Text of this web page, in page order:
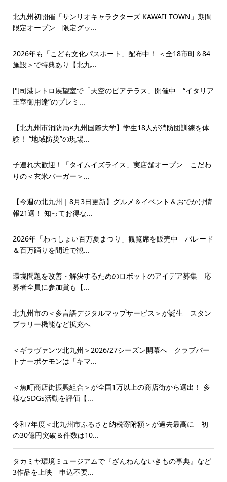
北九州初開催「サンリオキャラクターズ KAWAII TOWN」期間
限定オープン 限定グッ...
2026年も「こども文化パスポート」配布中！ ＜全18市町＆84
施設＞で特典あり【北九...
門司港レトロ展望室で「天空のビアテラス」開催中 “イタリア
王室御用達”のプレミ...
【北九州市消防局×九州国際大学】学生18人が消防団訓練を体
験！ “地域防災”の現場...
子連れ大歓迎！「タイムイズライス」実店舗オープン こだわ
りの＜玄米バーガー＞...
【今週の北九州｜8月3日更新】グルメ＆イベント＆おでかけ情
報21選！ 知ってお得な...
2026年「わっしょい百万夏まつり」観覧席を販売中 パレード
＆百万踊りを間近で観...
環境問題を改善・解決するためのロボットのアイデア募集 応
募者全員に参加賞も【...
北九州市の＜多言語デジタルマップサービス＞が誕生 スタン
プラリー機能など拡充へ
＜ギラヴァンツ北九州＞2026/27シーズン開幕へ クラブパー
トナーポケモンは「キマ...
＜魚町商店街振興組合＞が全国1万以上の商店街から選出！ 多
様なSDGs活動を評価【...
令和7年度＜北九州市ふるさと納税寄附額＞が過去最高に 初
の30億円突破＆件数は10...
タカミヤ環境ミュージアムで『ざんねんないきもの事典』など
3作品を上映 申込不要...